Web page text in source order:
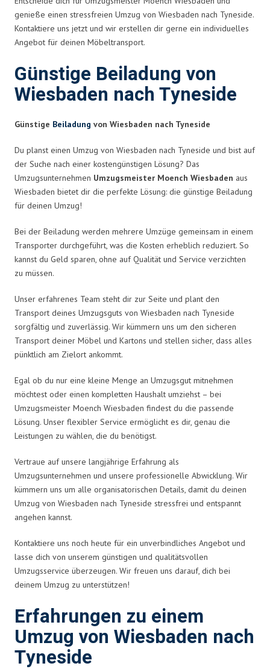
genieße einen stressfreien Umzug von Wiesbaden nach Tyneside.
Kontaktiere uns jetzt und wir erstellen dir gerne ein individuelles
Angebot für deinen Möbeltransport.
Günstige Beiladung von
Wiesbaden nach Tyneside
Günstige Beiladung von Wiesbaden nach Tyneside
Du planst einen Umzug von Wiesbaden nach Tyneside und bist auf
der Suche nach einer kostengünstigen Lösung? Das
Umzugsunternehmen Umzugsmeister Moench Wiesbaden aus
Wiesbaden bietet dir die perfekte Lösung: die günstige Beiladung
für deinen Umzug!
Bei der Beiladung werden mehrere Umzüge gemeinsam in einem
Transporter durchgeführt, was die Kosten erheblich reduziert. So
kannst du Geld sparen, ohne auf Qualität und Service verzichten
zu müssen.
Unser erfahrenes Team steht dir zur Seite und plant den
Transport deines Umzugsguts von Wiesbaden nach Tyneside
sorgfältig und zuverlässig. Wir kümmern uns um den sicheren
Transport deiner Möbel und Kartons und stellen sicher, dass alles
pünktlich am Zielort ankommt.
Egal ob du nur eine kleine Menge an Umzugsgut mitnehmen
möchtest oder einen kompletten Haushalt umziehst – bei
Umzugsmeister Moench Wiesbaden findest du die passende
Lösung. Unser flexibler Service ermöglicht es dir, genau die
Leistungen zu wählen, die du benötigst.
Vertraue auf unsere langjährige Erfahrung als
Umzugsunternehmen und unsere professionelle Abwicklung. Wir
kümmern uns um alle organisatorischen Details, damit du deinen
Umzug von Wiesbaden nach Tyneside stressfrei und entspannt
angehen kannst.
Kontaktiere uns noch heute für ein unverbindliches Angebot und
lasse dich von unserem günstigen und qualitätsvollen
Umzugsservice überzeugen. Wir freuen uns darauf, dich bei
deinem Umzug zu unterstützen!
Erfahrungen zu einem
Umzug von Wiesbaden nach
Tyneside